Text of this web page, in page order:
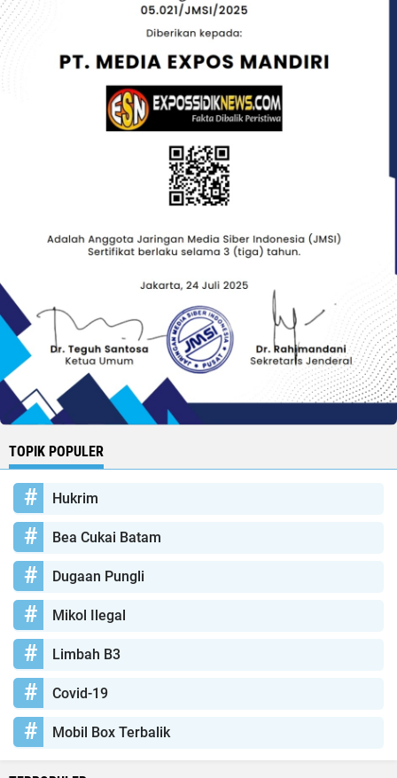
TOPIK POPULER
Hukrim
Bea Cukai Batam
Dugaan Pungli
Mikol Ilegal
Limbah B3
Covid-19
Mobil Box Terbalik